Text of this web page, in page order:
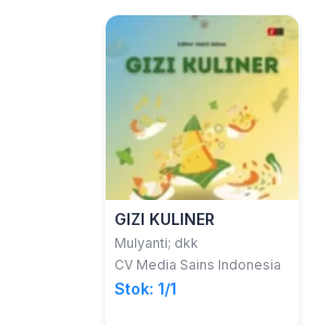
GIZI KULINER
Mulyanti; dkk
CV Media Sains Indonesia
Stok: 1/1